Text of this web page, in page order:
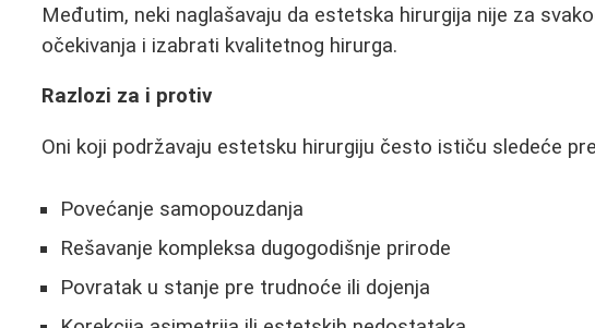
Međutim, neki naglašavaju da estetska hirurgija nije za
očekivanja i izabrati kvalitetnog hirurga.
Razlozi za i protiv
Oni koji podržavaju estetsku hirurgiju često ističu sledeće
Povećanje samopouzdanja
Rešavanje kompleksa dugogodišnje prirode
Povratak u stanje pre trudnoće ili dojenja